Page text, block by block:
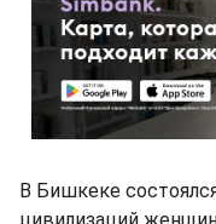
В Бишкеке